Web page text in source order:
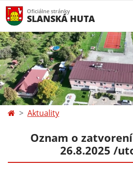
Oficiálne stránky
SLANSKÁ HUTA
Aktuality
Oznam o
26.8.2025 /